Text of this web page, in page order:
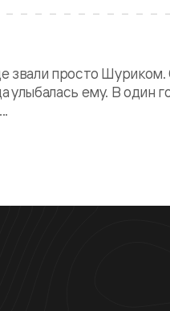
звали просто
ему. В один